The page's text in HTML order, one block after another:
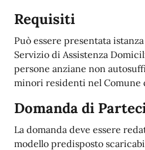
Requisiti
Può essere presentata
Servizio di Assistenza
persone anziane non
minori residenti nel Comune
Domanda di
La domanda deve essere
modello predisposto